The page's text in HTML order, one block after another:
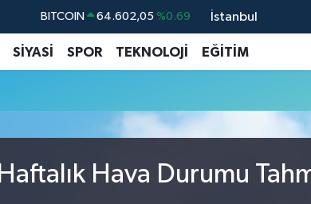
BITCOIN 64.602,05 %0.69
DOLAR 47,6006 %0.06
EURO 55,0250 %0.02
%0.32
İstanbul
SİYASİ SPOR TEKNOLOJİ EĞİTİM
Hava Durumu